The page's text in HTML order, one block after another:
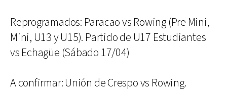
Reprogramados: Paracao vs Rowing (Pre Mini,
Mini, U13 y U15). Partido de U17 Estudiantes
vs Echagüe (Sábado 17/04)
A confirmar: Unión de Crespo vs Rowing.